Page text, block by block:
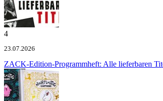
4
23.07.2026
ZACK-Edition-Programmheft: Alle lieferbaren